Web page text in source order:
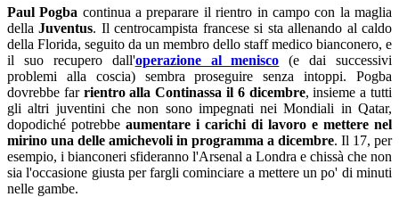
Paul Pogba continua a preparare il rientro in campo con la maglia
dellaJuventus. Il centrocampista francese si sta allenando al caldo
della Florida, seguito da un membro dello staff medico bianconero, e
il suo recupero dall'operazione al menisco (e dai successivi
problemi alla coscia) sembra proseguire senza intoppi. Pogba
dovrebbe far rientro alla Continassa il 6 dicembre, insieme a tutti
gli altri juventini che non sono impegnati nei Mondiali in Qatar,
dopodiché potrebbe aumentare i carichi di lavoro e mettere nel
mirino una delle amichevoli in programma a dicembre. Il 17, per
esempio, i bianconeri sfideranno l'Arsenal a Londra e chissà che non
sia l'occasione giusta per fargli cominciare a mettere un po' di minuti
nelle gambe.